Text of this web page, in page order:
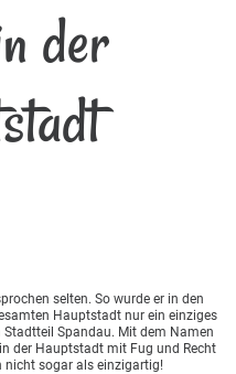
der
selten. So wurde er in den
Hauptstadt nur ein einziges
Spandau. Mit dem Namen
der Hauptstadt mit Fug und Recht
nicht sogar als einzigartig!